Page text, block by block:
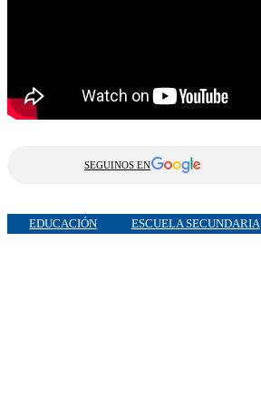
SEGUINOS EN
EDUCACIÓN ESCUELA SECUNDARIA